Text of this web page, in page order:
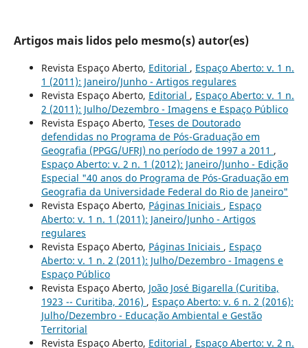
Artigos mais lidos pelo mesmo(s) autor(es)
Revista Espaço Aberto, Editorial , Espaço Aberto: v. 1 n.
1 (2011): Janeiro/Junho - Artigos regulares
Revista Espaço Aberto, Editorial , Espaço Aberto: v. 1 n.
2 (2011): Julho/Dezembro - Imagens e Espaço Público
Revista Espaço Aberto, Teses de Doutorado
defendidas no Programa de Pós-Graduação em
Geografia (PPGG/UFRJ) no período de 1997 a 2011 ,
Espaço Aberto: v. 2 n. 1 (2012): Janeiro/Junho - Edição
Especial "40 anos do Programa de Pós-Graduação em
Geografia da Universidade Federal do Rio de Janeiro"
Revista Espaço Aberto, Páginas Iniciais , Espaço
Aberto: v. 1 n. 1 (2011): Janeiro/Junho - Artigos
regulares
Revista Espaço Aberto, Páginas Iniciais , Espaço
Aberto: v. 1 n. 2 (2011): Julho/Dezembro - Imagens e
Espaço Público
Revista Espaço Aberto, João José Bigarella (Curitiba,
1923 -- Curitiba, 2016) , Espaço Aberto: v. 6 n. 2 (2016):
Julho/Dezembro - Educação Ambiental e Gestão
Territorial
Revista Espaço Aberto, Editorial , Espaço Aberto: v. 2 n.